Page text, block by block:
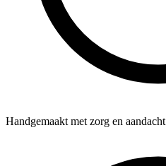
Handgemaakt met zorg en aandacht